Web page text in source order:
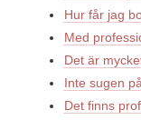
Hur får jag
Med
Det är
Inte sugen
Det finns